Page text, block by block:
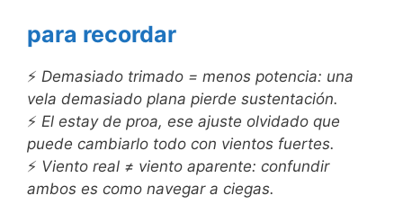
para recordar
⚡ Demasiado trimado = menos potencia: una
vela demasiado plana pierde sustentación.
⚡ El estay de proa, ese ajuste olvidado que
puede cambiarlo todo con vientos fuertes.
⚡ Viento real ≠ viento aparente: confundir
ambos es como navegar a ciegas.